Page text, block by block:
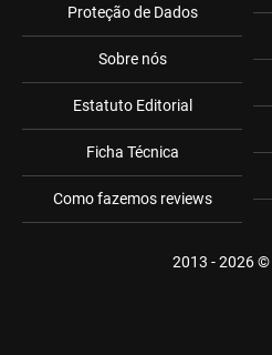
Proteção de Dados
Sobre nós
Estatuto Editorial
Ficha Técnica
Como fazemos reviews
2013 - 2026 ©